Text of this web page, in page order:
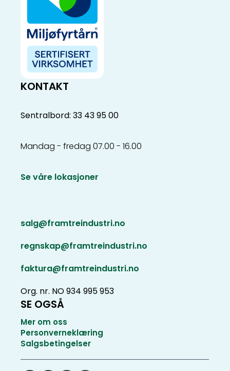
KONTAKT
Sentralbord: 33 43 95 00
Mandag - fredag 07.00 - 16.00
Se våre lokasjoner
salg@framtreindustri.no
regnskap@framtreindustri.no
faktura@framtreindustri.no
Org. nr. NO 934 995 953
SE OGSÅ
Mer om oss
Personverneklæring
Salgsbetingelser